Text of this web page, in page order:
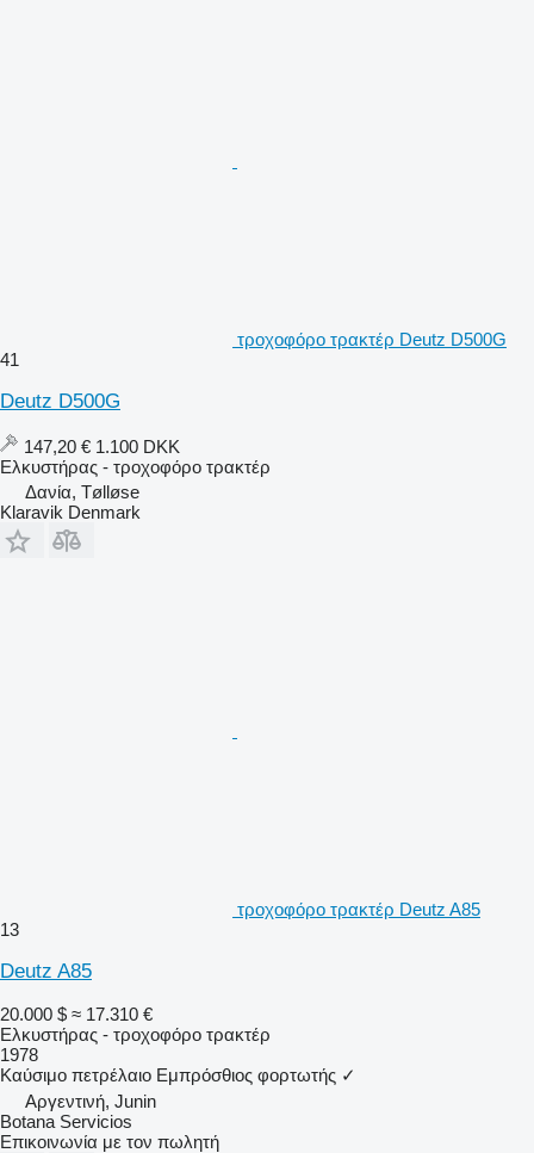
τροχοφόρο τρακτέρ Deutz D500G
41
Deutz D500G
147,20 € 1.100 DKK
Ελκυστήρας - τροχοφόρο τρακτέρ
Δανία, Tølløse
Klaravik Denmark
τροχοφόρο τρακτέρ Deutz A85
13
Deutz A85
20.000 $ ≈ 17.310 €
Ελκυστήρας - τροχοφόρο τρακτέρ
1978
Καύσιμο πετρέλαιο Εμπρόσθιος φορτωτής ✓
Αργεντινή, Junin
Botana Servicios
Επικοινωνία με τον πωλητή